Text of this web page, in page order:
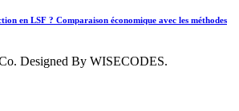
en LSF ? Comparaison économique avec les méthodes
Designed By WISECODES.